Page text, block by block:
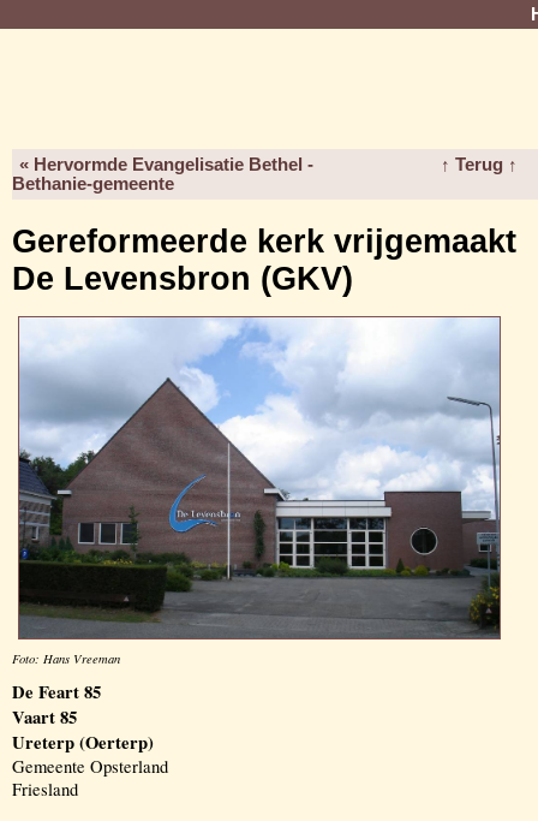
« Hervormde Evangelisatie Bethel -
Bethanie-gemeente
↑ Terug ↑
Gereformeerde kerk vrijgemaakt
De Levensbron (GKV)
Foto: Hans Vreeman
De Feart 85
Vaart 85
Ureterp (Oerterp)
Gemeente Opsterland
Friesland